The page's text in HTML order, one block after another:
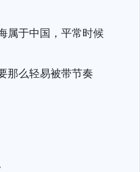
属于中国，平常时候
那么轻易被带节奏